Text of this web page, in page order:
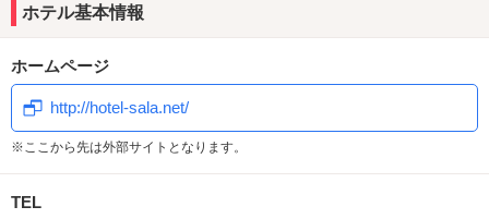
日～金限定！15:00～翌15:00まで最大24時間ご利用可能！
お客様のご来店お待ちしております。
ホテル基本情報
ホームページ
http://hotel-sala.net/
※ここから先は外部サイトとなります。
TEL